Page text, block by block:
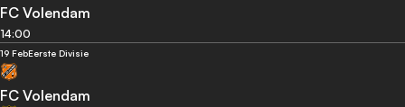
FC Volendam
14:00
19 FebEerste Divisie
FC Volendam